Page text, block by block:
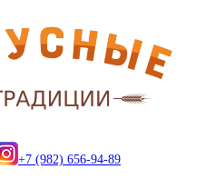
+7 (982) 656-94-89